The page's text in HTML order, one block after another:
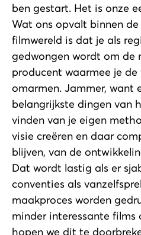
ben gestart. Het is onze
Wat ons opvalt binnen de
filmwereld is dat je als
gedwongen wordt om de
producent waarmee je
omarmen. Jammer, want
belangrijkste dingen van
vinden van je eigen
visie creëren en daar
blijven, van de
Dat wordt lastig als er
conventies als
maakproces worden
minder interessante films
hopen we dit te